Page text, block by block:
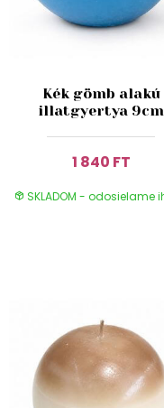
Kék gömb alakú
illatgyertya 9cm
1 840 FT
SKLADOM - odosielame